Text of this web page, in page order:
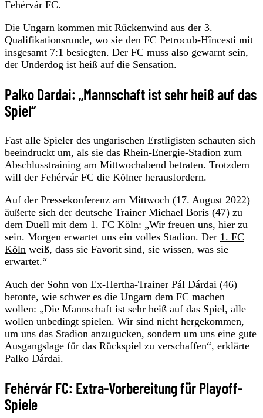
Fehérvár FC.
Die Ungarn kommen mit Rückenwind aus der 3.
Qualifikationsrunde, wo sie den FC Petrocub-Hîncesti mit
insgesamt 7:1 besiegten. Der FC muss also gewarnt sein,
der Underdog ist heiß auf die Sensation.
Palko Dardai: „Mannschaft ist sehr heiß auf das
Spiel“
Fast alle Spieler des ungarischen Erstligisten schauten sich
beeindruckt um, als sie das Rhein-Energie-Stadion zum
Abschlusstraining am Mittwochabend betraten. Trotzdem
will der Fehérvár FC die Kölner herausfordern.
Auf der Pressekonferenz am Mittwoch (17. August 2022)
äußerte sich der deutsche Trainer Michael Boris (47) zu
dem Duell mit dem 1. FC Köln: „Wir freuen uns, hier zu
sein. Morgen erwartet uns ein volles Stadion. Der 1. FC
Köln weiß, dass sie Favorit sind, sie wissen, was sie
erwartet.“
Auch der Sohn von Ex-Hertha-Trainer Pál Dárdai (46)
betonte, wie schwer es die Ungarn dem FC machen
wollen: „Die Mannschaft ist sehr heiß auf das Spiel, alle
wollen unbedingt spielen. Wir sind nicht hergekommen,
um uns das Stadion anzugucken, sondern um uns eine gute
Ausgangslage für das Rückspiel zu verschaffen“, erklärte
Palko Dárdai.
Fehérvár FC: Extra-Vorbereitung für Playoff-
Spiele